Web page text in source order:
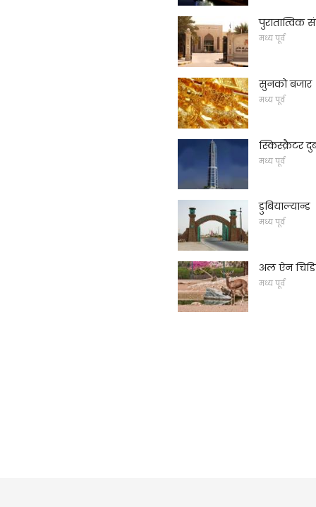
पुरातात्विक
मध्य पूर्व
सुनको बजार
मध्य पूर्व
स्किस्क्रैटर
मध्य पूर्व
डुबियाल्यान्ड
मध्य पूर्व
अल ऐन
मध्य पूर्व